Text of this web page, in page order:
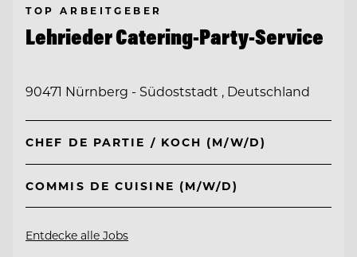
TOP ARBEITGEBER
Lehrieder Catering-Party-Service
90471 Nürnberg - Südoststadt , Deutschland
CHEF DE PARTIE / KOCH (M/W/D)
COMMIS DE CUISINE (M/W/D)
Entdecke alle Jobs